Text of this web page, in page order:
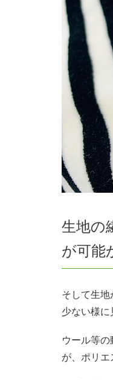
生地の
が可能
そして生
少ない様に
ウール等
が、ポリエ